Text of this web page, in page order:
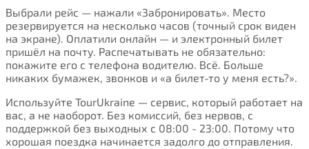
Выбрали рейс — нажали «Забронировать». Место
резервируется на несколько часов (точный срок виден
на экране). Оплатили онлайн — и электронный билет
пришёл на почту. Распечатывать не обязательно:
покажите его с телефона водителю. Всё. Больше
никаких бумажек, звонков и «а билет-то у меня есть?».
Используйте TourUkraine — сервис, который работает на
вас, а не наоборот. Без комиссий, без нервов, с
поддержкой без выходных с 08:00 - 23:00. Потому что
хорошая поездка начинается задолго до отправления.